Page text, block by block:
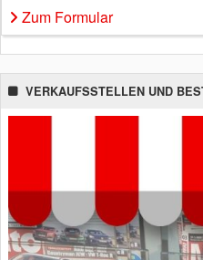
Zum Formular
VERKAUFSSTELLEN UND